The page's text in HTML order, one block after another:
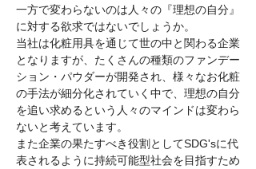
一方で変わらないのは人々の『理想の自分』
に対する欲求ではないでしょうか。
当社は化粧用具を通じて世の中と関わる企業
となりますが、 たくさんの種類のファンデー
ション・パウダーが開発され、様々なお化粧
の手法が細分化されていく中で、 理想の自分
を追い求めるという人々のマインドは変わら
ないと考えています。
また企業の果たすべき役割としてSDG'sに代
表されるように持続可能型社会を目指すため